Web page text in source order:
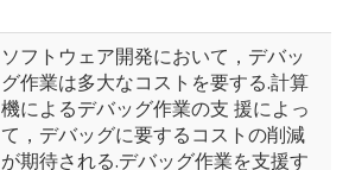
ソフトウェア開発において，デバッ
グ作業は多大なコストを要する.計算
機によるデバッグ作業の支 援によっ
て，デバッグに要するコストの削減
が期待される.デバッグ作業を支援す